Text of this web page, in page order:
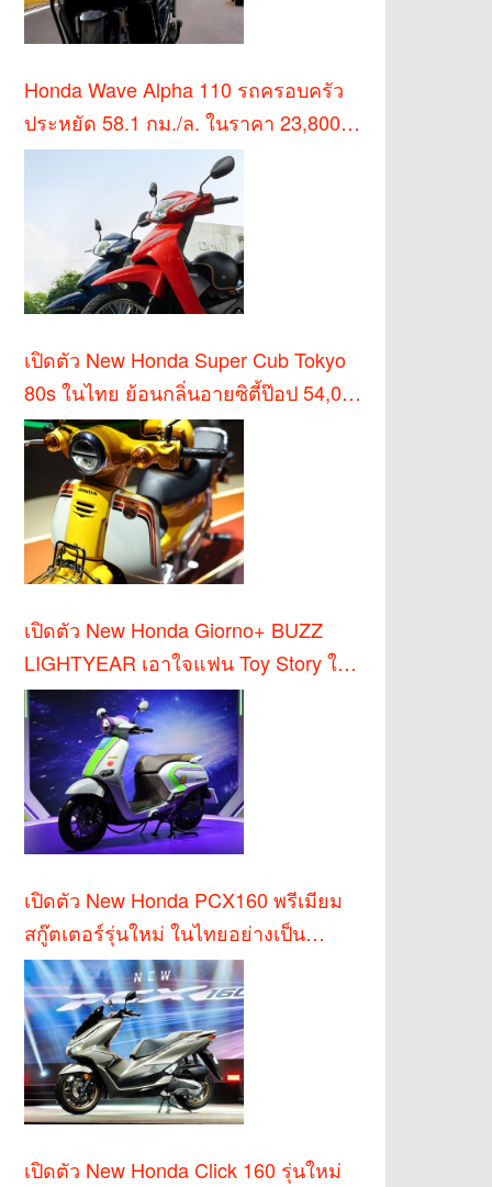
Honda Wave Alpha 110 รถครอบครัว
ประหยัด 58.1 กม./ล. ในราคา 23,800
บาท
เปิดตัว New Honda Super Cub Tokyo
80s ในไทย ย้อนกลิ่นอายซิตี้ป๊อป 54,000
บาท
เปิดตัว New Honda Giorno+ BUZZ
LIGHTYEAR เอาใจแฟน Toy Story ใน
ไทย!
เปิดตัว New Honda PCX160 พรีเมียม
สกู๊ตเตอร์รุ่นใหม่ ในไทยอย่างเป็น
ทางการ
เปิดตัว New Honda Click 160 รุ่นใหม่